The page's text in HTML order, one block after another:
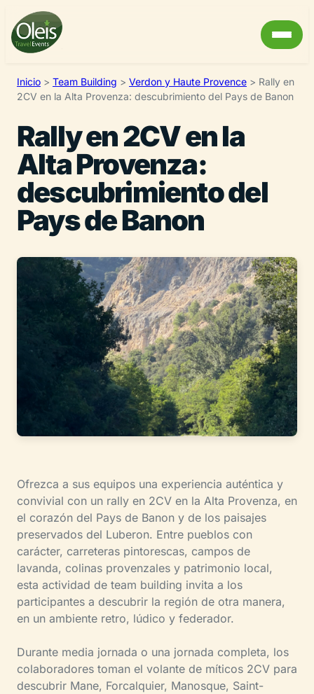
Inicio > Team Building > Verdon y Haute Provence > Rally en
2CV en la Alta Provenza: descubrimiento del Pays de Banon
Rally en 2CV en la
Alta Provenza:
descubrimiento del
Pays de Banon
Ofrezca a sus equipos una experiencia auténtica y
convivial con un rally en 2CV en la Alta Provenza, en
el corazón del Pays de Banon y de los paisajes
preservados del Luberon. Entre pueblos con
carácter, carreteras pintorescas, campos de
lavanda, colinas provenzales y patrimonio local,
esta actividad de team building invita a los
participantes a descubrir la región de otra manera,
en un ambiente retro, lúdico y federador.
Durante media jornada o una jornada completa, los
colaboradores toman el volante de míticos 2CV para
descubrir Mane, Forcalquier, Manosque, Saint-